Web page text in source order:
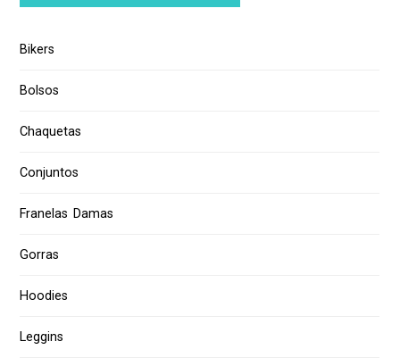
Bikers
Bolsos
Chaquetas
Conjuntos
Franelas Damas
Gorras
Hoodies
Leggins